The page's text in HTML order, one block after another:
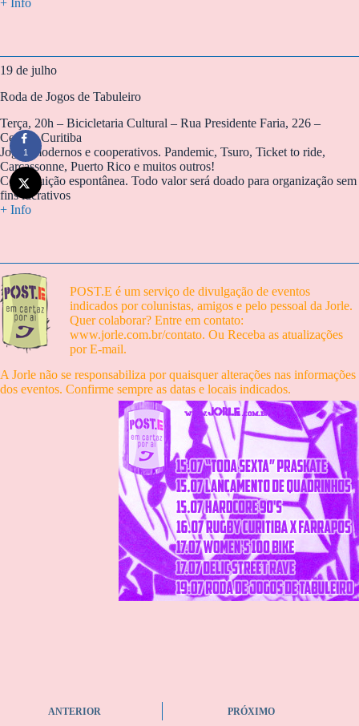
+ Info
19 de julho
Roda de Jogos de Tabuleiro
Terça, 20h – Bicicletaria Cultural – Rua Presidente Faria, 226 –
Centro, Curitiba
Jogos modernos e cooperativos. Pandemic, Tsuro, Ticket to ride,
Carcassonne, Puerto Rico e muitos outros!
Contribuição espontânea. Todo valor será doado para organização sem
fins lucrativos
+ Info
POST.E é um serviço de divulgação de eventos
indicados por colunistas, amigos e pelo pessoal da Jorle.
Quer colaborar? Entre em contato:
www.jorle.com.br/contato. Ou Receba as atualizações
por E-mail.
A Jorle não se responsabiliza por quaisquer alterações nas informações
dos eventos. Confirme sempre as datas e locais indicados.
ANTERIOR PRÓXIMO
1